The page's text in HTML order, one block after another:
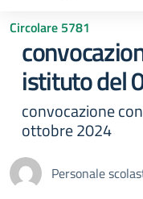
Circolare 5781
istituto del
convocazione
ottobre 2024
Personale